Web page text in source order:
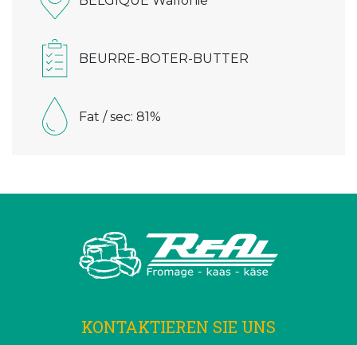
BEURRE-BOTER-BUTTER
Fat / sec: 81%
KONTAKTIEREN SIE UNS